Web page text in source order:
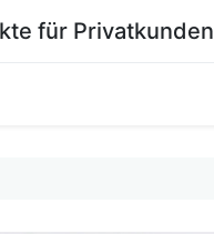
für Privatkunden